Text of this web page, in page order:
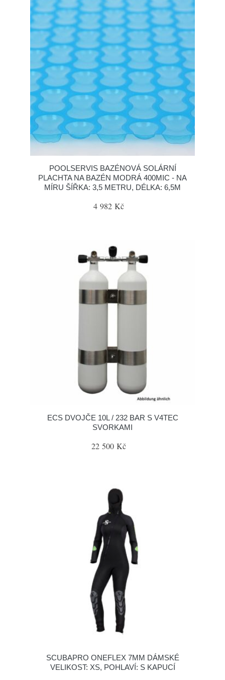
POOLSERVIS BAZÉNOVÁ SOLÁRNÍ
PLACHTA NA BAZÉN MODRÁ 400MIC - NA
MÍRU ŠÍŘKA: 3,5 METRU, DÉLKA: 6,5M
4 982 Kč
ECS DVOJČE 10L / 232 BAR S V4TEC
SVORKAMI
22 500 Kč
SCUBAPRO ONEFLEX 7MM DÁMSKÉ
VELIKOST: XS, POHLAVÍ: S KAPUCÍ